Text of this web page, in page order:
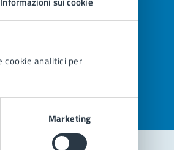
cookie analitici per
Marketing